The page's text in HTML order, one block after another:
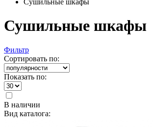
Сушильные шкафы
Сушильные шкафы
Фильтр
Сортировать по:
Показать по:
В наличии
Вид каталога: